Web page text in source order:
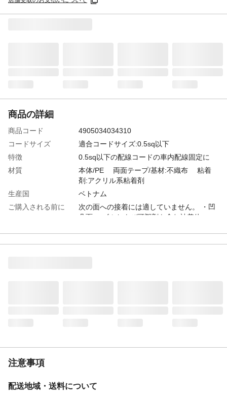
商品の詳細
商品コード
4905034034310
コードサイズ
適合コードサイズ:0.5sq以下
特徴
0.5sq以下の配線コードの車内配線固定に
材質
本体/PE 両面テープ/基材:不織布 粘着
剤:アクリル系粘着剤
生産国
ベトナム
ご購入される前に
次の面への接着には適していません。 ・凹
凸面 ・ゴムおよび可塑剤を含む被着体 ・
注意事項
配送地域・送料について